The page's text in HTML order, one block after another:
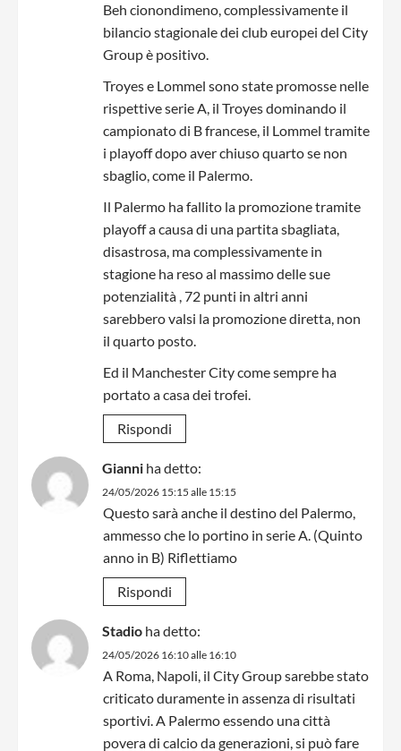
Beh cionondimeno, complessivamente il
bilancio stagionale dei club europei del City
Group è positivo.
Troyes e Lommel sono state promosse nelle
rispettive serie A, il Troyes dominando il
campionato di B francese, il Lommel tramite
i playoff dopo aver chiuso quarto se non
sbaglio, come il Palermo.
Il Palermo ha fallito la promozione tramite
playoff a causa di una partita sbagliata,
disastrosa, ma complessivamente in
stagione ha reso al massimo delle sue
potenzialità , 72 punti in altri anni
sarebbero valsi la promozione diretta, non
il quarto posto.
Ed il Manchester City come sempre ha
portato a casa dei trofei.
Rispondi
Gianni ha detto:
24/05/2026 15:15 alle 15:15
Questo sarà anche il destino del Palermo,
ammesso che lo portino in serie A. (Quinto
anno in B) Riflettiamo
Rispondi
Stadio ha detto:
24/05/2026 16:10 alle 16:10
A Roma, Napoli, il City Group sarebbe stato
criticato duramente in assenza di risultati
sportivi. A Palermo essendo una città
povera di calcio da generazioni, si può fare